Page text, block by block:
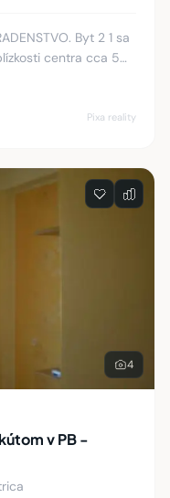
Byt 2 1 sa
centra cca 5
na na zvýšenom
Pixa reality
4
v PB -